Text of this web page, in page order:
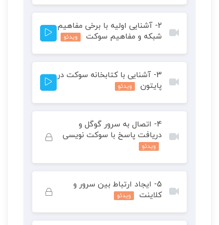
2- آشنایی اولیه با برخی مفاهیم
شبکه و مفاهیم سوکت
ویدئو
3- آشنایی با کتابخانه سوکت در
پایتون
ویدئو
4- اتصال به سرور گوگل و
دریافت پاسخ با سوکت نویسی
ویدئو
به محتوای دوره آن را خریداری کنید.
5- ایجاد ارتباط بین سرور و
کلاینت
ویدئو